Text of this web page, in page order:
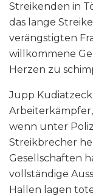
Streikenden in
das lange
verängstigten
willkommene
Herzen zu
Jupp
wenn unter
Streikbrecher
Gesellschaften
vollständige
Hallen lagen